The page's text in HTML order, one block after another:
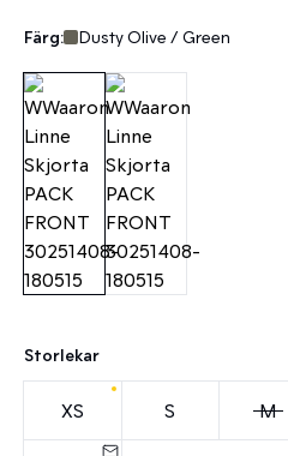
Färg: Dusty Olive / Green
Storlekar
XS S M